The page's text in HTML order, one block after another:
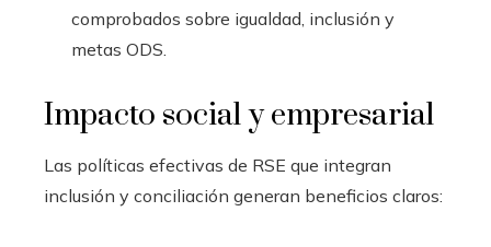
comprobados sobre igualdad, inclusión y
metas ODS.
Impacto social y empresarial
Las políticas efectivas de RSE que integran
inclusión y conciliación generan beneficios claros: